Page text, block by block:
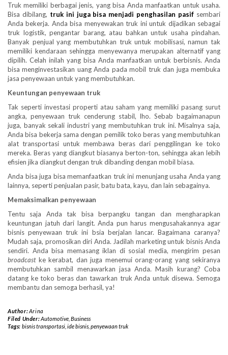
Truk memiliki berbagai jenis, yang bisa Anda manfaatkan untuk usaha.
Bisa dibilang, truk ini juga bisa menjadi penghasilan pasif sembari
Anda bekerja. Anda bisa menyewakan truk ini untuk dijadikan sebagai
truk logistik, pengantar barang, atau bahkan untuk usaha pindahan.
Banyak penjual yang membutuhkan truk untuk mobilisasi, namun tak
memiliki kendaraan sehingga menyewanya merupakan alternatif yang
dipilih. Celah inilah yang bisa Anda manfaatkan untuk berbisnis. Anda
bisa menginvestasikan uang Anda pada mobil truk dan juga membuka
jasa penyewaan untuk yang membutuhkan.
Keuntungan penyewaan truk
Tak seperti investasi properti atau saham yang memiliki pasang surut
angka, penyewaan truk cenderung stabil, lho. Sebab bagaimanapun
juga, banyak sekali industri yang membutuhkan truk ini. Misalnya saja,
Anda bisa bekerja sama dengan pemilik toko beras yang membutuhkan
alat transportasi untuk membawa beras dari penggilingan ke toko
mereka. Beras yang diangkut biasanya berton-ton, sehingga akan lebih
efisien jika diangkut dengan truk dibanding dengan mobil biasa.
Anda bisa juga bisa memanfaatkan truk ini menunjang usaha Anda yang
lainnya, seperti penjualan pasir, batu bata, kayu, dan lain sebagainya.
Memaksimalkan penyewaan
Tentu saja Anda tak bisa berpangku tangan dan mengharapkan
keuntungan jatuh dari langit. Anda pun harus mengusahakannya agar
bisnis penyewaan truk ini bsia berjalan lancar. Bagaimana caranya?
Mudah saja, promosikan diri Anda. Jadilah marketing untuk bisnis Anda
sendiri. Anda bisa memasang iklan di sosial media, mengirim pesan
broadcast ke kerabat, dan juga menemui orang-orang yang sekiranya
membutuhkan sambil menawarkan jasa Anda. Masih kurang? Coba
datang ke toko beras dan tawarkan truk Anda untuk disewa. Semoga
membantu dan semoga berhasil, ya!
Author:Arina
Filed Under:Automotive, Business
Tags: bisnis transportasi, ide bisnis, penyewaan truk